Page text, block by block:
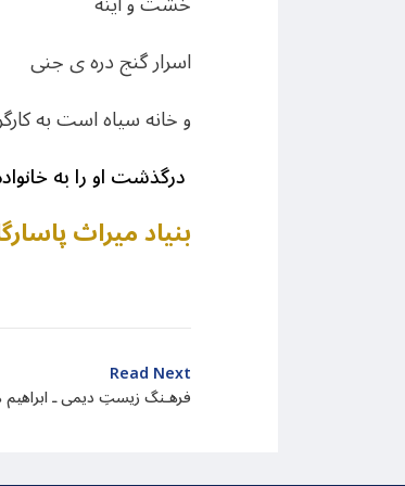
اسرار گنج دره ی جنی
و خانه سیاه است به
درگذشت او را به
بنیاد میراث
Read Next
فرهـنگ زيستِ دیمی ـ